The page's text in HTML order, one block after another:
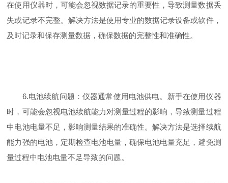
在使用仪器时，可能会忽视数据记录的重要性，导致测量数据丢
失或记录不完整。解决方法是使用专业的数据记录设备或软件，
及时记录和保存测量数据，确保数据的完整性和准确性。
6.电池续航问题：仪器通常使用电池供电。新手在使用仪器
时，可能会忽视电池续航能力对测量过程的影响，导致测量过程
中电池电量不足，影响测量结果的准确性。解决方法是选择续航
能力强的电池，定期检查电池电量，确保电池电量充足，避免测
量过程中电池电量不足导致的问题。